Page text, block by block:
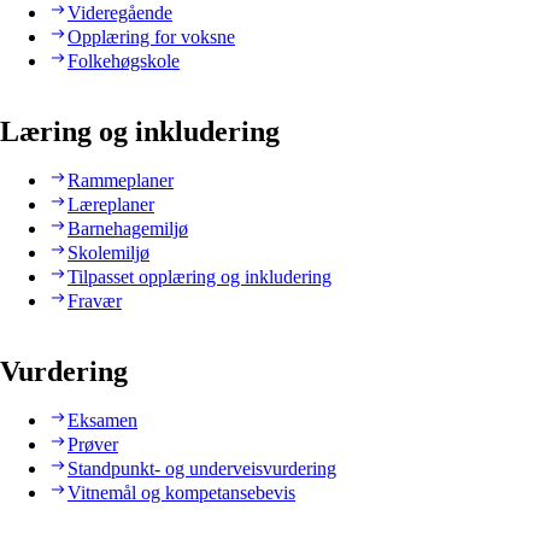
Videregående
Opplæring for voksne
Folkehøgskole
Læring og inkludering
Rammeplaner
Læreplaner
Barnehagemiljø
Skolemiljø
Tilpasset opplæring og inkludering
Fravær
Vurdering
Eksamen
Prøver
Standpunkt- og underveisvurdering
Vitnemål og kompetansebevis